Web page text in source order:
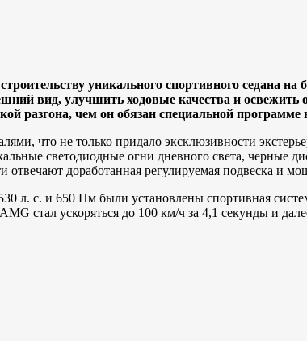
уникального спортивного седана
вид, улучшить ходовые качества и освежить
разгона, чем он обязан специальной программе
что не только придало эксклюзивности
светодиодные огни дневного света,
доработанная регулируемая подвеска и
л. с. и 650 Нм были установлены спортивная
стал ускоряться до 100 км/ч за 4,1 секунды и